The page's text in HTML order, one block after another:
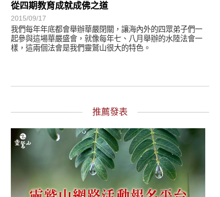
從四期教育成就成佛之道
2015/09/17
我們每年年底都會舉辦華嚴閉關，讓海內外的四眾弟子們一
起參與這場華嚴盛會，就像每年七、八月舉辦的水陸法會一
樣，這兩個法會是我們靈鷲山很大的特色。
推薦發表